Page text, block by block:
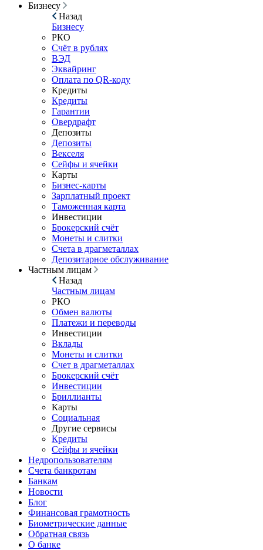
Бизнесу
Назад
Бизнесу
РКО
Счёт в рублях
ВЭД
Эквайринг
Оплата по QR-коду
Кредиты
Кредиты
Гарантии
Овердрафт
Депозиты
Депозиты
Векселя
Сейфы и ячейки
Карты
Бизнес-карты
Зарплатный проект
Таможенная карта
Инвестиции
Брокерский счёт
Монеты и слитки
Счета в драгметаллах
Депозитарное обслуживание
Частным лицам
Назад
Частным лицам
РКО
Обмен валюты
Платежи и переводы
Инвестиции
Вклады
Монеты и слитки
Счет в драгметаллах
Брокерский счёт
Инвестиции
Бриллианты
Карты
Социальная
Другие сервисы
Кредиты
Сейфы и ячейки
Недропользователям
Счета банкротам
Банкам
Новости
Блог
Финансовая грамотность
Биометрические данные
Обратная связь
О банке